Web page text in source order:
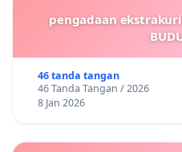
pengadaan
46 tanda tangan
46 Tanda Tangan / 2026
8 Jan 2026